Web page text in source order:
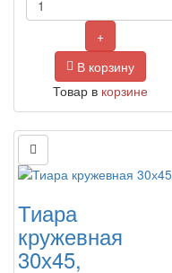
+
В корзину
Товар в корзине
Тиара
кружевная
30х45,